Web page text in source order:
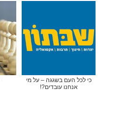
כי לכל העם בשגגה – על מי
אנחנו עובדים?!